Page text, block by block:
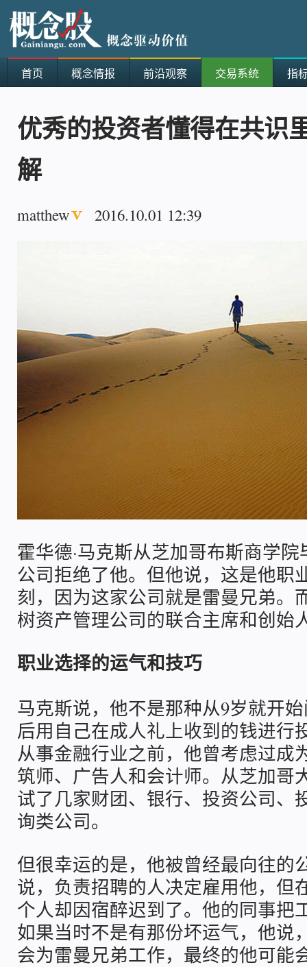
首页 概念情报 前沿观察 交易系统 指
优秀的投资者懂得在共识
解
matthew 2016.10.01 12:39
霍华德·马克斯从芝加哥布斯商学
公司拒绝了他。但他说，这是他职
刻，因为这家公司就是雷曼兄弟。
树资产管理公司的联合主席和创始
职业选择的运气和技巧
马克斯说，他不是那种从9岁就开
后用自己在成人礼上收到的钱进行
从事金融行业之前，他曾考虑过成
筑师、广告人和会计师。从芝加哥
试了几家财团、银行、投资公司、
询类公司。
但很幸运的是，他被曾经最向往的
说，负责招聘的人决定雇用他，但
个人却因宿醉迟到了。他的同事把
如果当时不是有那份坏运气，他说
会为雷曼兄弟工作，最终的他可能